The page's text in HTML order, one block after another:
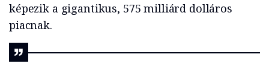
képezik a gigantikus, 575 milliárd dolláros
piacnak.